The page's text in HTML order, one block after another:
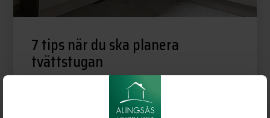
7 tips när du ska planera
tvättstugan